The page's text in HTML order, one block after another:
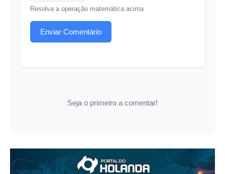
Resolva a operação matemática acima
Enviar Comentário
Seja o primeiro a comentar!